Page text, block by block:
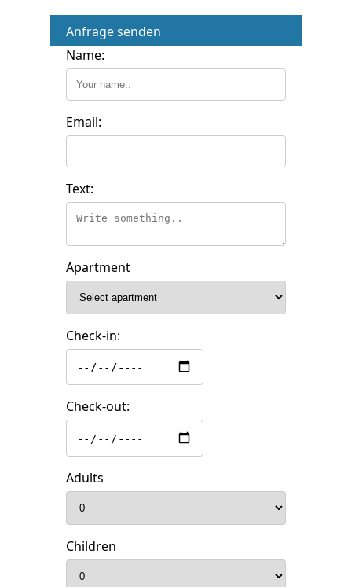
Anfrage senden
Name:
Email:
Text:
Apartment
Check-in:
Check-out:
Adults
Children